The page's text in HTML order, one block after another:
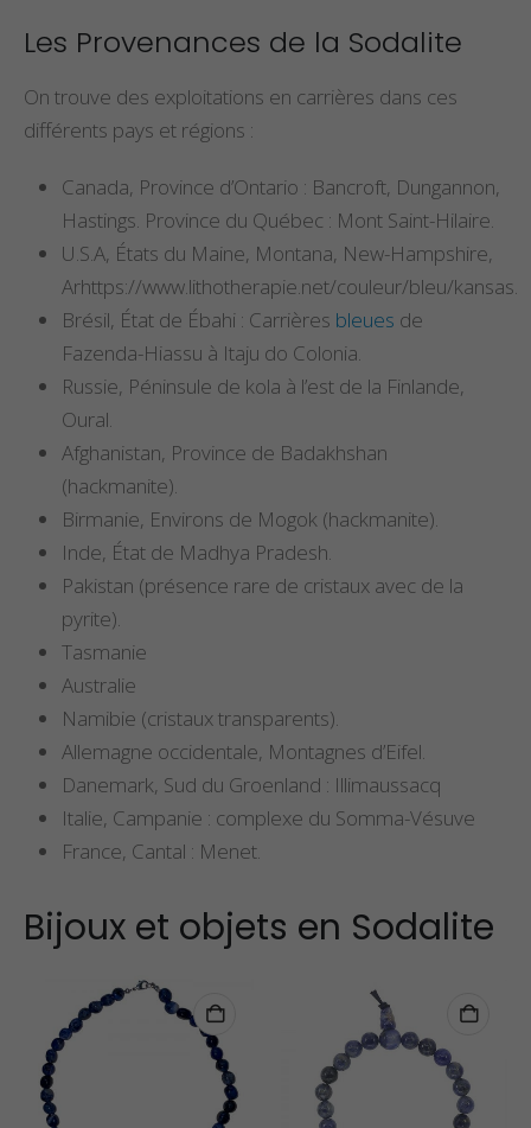
Les Provenances de la Sodalite
On trouve des exploitations en carrières dans ces
différents pays et régions :
Canada, Province d’Ontario : Bancroft, Dungannon,
Hastings. Province du Québec : Mont Saint-Hilaire.
U.S.A, États du Maine, Montana, New-Hampshire,
Arhttps://www.lithotherapie.net/couleur/bleu/kansas.
Brésil, État de Ébahi : Carrières bleues de
Fazenda-Hiassu à Itaju do Colonia.
Russie, Péninsule de kola à l’est de la Finlande,
Oural.
Afghanistan, Province de Badakhshan
(hackmanite).
Birmanie, Environs de Mogok (hackmanite).
Inde, État de Madhya Pradesh.
Pakistan (présence rare de cristaux avec de la
pyrite).
Tasmanie
Australie
Namibie (cristaux transparents).
Allemagne occidentale, Montagnes d’Eifel.
Danemark, Sud du Groenland : Illimaussacq
Italie, Campanie : complexe du Somma-Vésuve
France, Cantal : Menet.
Bijoux et objets en Sodalite